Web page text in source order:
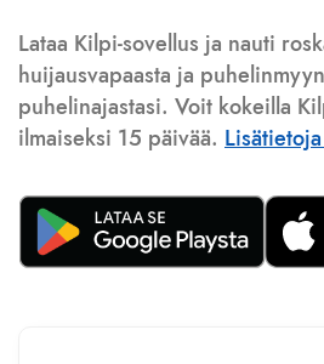
Lataa Kilpi-sovellus ja nauti
huijausvapaasta ja
puhelinajastasi. Voit kokeilla
ilmaiseksi 15 päivää.